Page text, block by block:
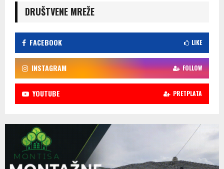
DRUŠTVENE MREŽE
FACEBOOK LIKE
INSTAGRAM FOLLOW
YOUTUBE PRETPLATA